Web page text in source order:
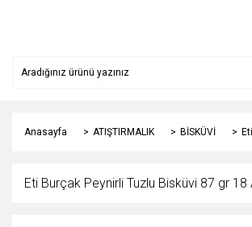
Anasayfa ATIŞTIRMALIK BİSKÜVİ
Eti Burçak Peynirli Tuzlu Bisküvi 87 gr 18